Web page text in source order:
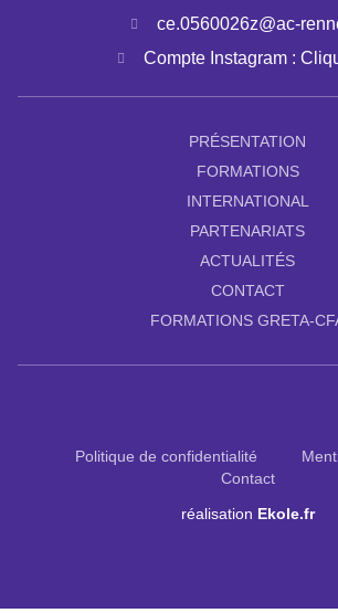
ce.0560026z@ac-
Compte Instagram :
PRÉSENTATION
FORMATIONS
INTERNATIONAL
PARTENARIATS
ACTUALITÉS
CONTACT
FORMATIONS GRETA-
Politique de confidentialité
Contact
réalisation Ekole.fr